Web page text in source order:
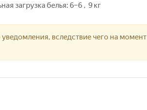
загрузка белья: 6–6 , 9 кг
вследствие чего на момент